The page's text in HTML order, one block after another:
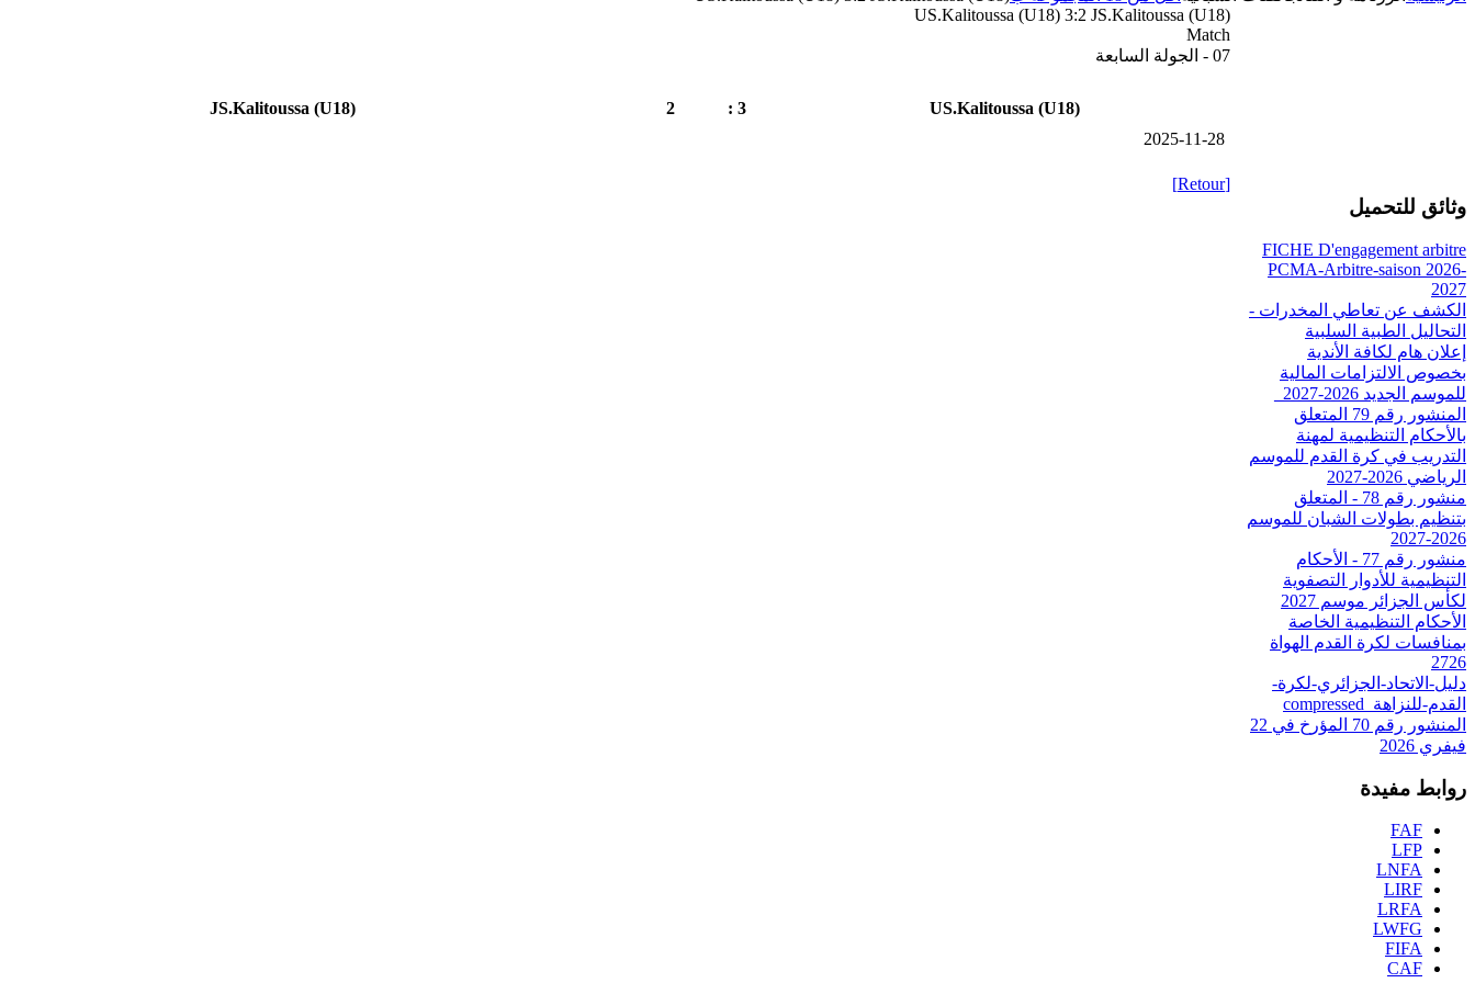
US.Kalitoussa (U18) 3:2 JS.Kalitoussa (U18)
Match
07 - الجولة السابعة
US.Kalitoussa (U18)
3 :
2
JS.Kalitoussa (U18)
2025-11-28
[Retour]
وثائق للتحميل
FICHE D'engagement arbitre
PCMA-Arbitre-saison 2026-
2027
الكشف عن تعاطي المخدرات -
التحاليل الطبية السلبية
إعلان هام لكافة الأندية
بخصوص الالتزامات المالية
للموسم الجديد 2026-2027_
المنشور رقم 79 المتعلق
بالأحكام التنظيمية لمهنة
التدريب في كرة القدم للموسم
الرياضي 2026-2027
منشور رقم 78 - المتعلق
بتنظيم بطولات الشبان للموسم
2026-2027
منشور رقم 77 - الأحكام
التنظيمية للأدوار التصفوية
لكأس الجزائر موسم 2027
الأحكام التنظيمية الخاصة
بمنافسات لكرة القدم الهواة
2726
دليل-الاتحاد-الجزائري-لكرة-
القدم-للنزاهة_compressed
المنشور رقم 70 المؤرخ في 22
فيفري 2026
روابط مفيدة
FAF
LFP
LNFA
LIRF
LRFA
LWFG
FIFA
CAF